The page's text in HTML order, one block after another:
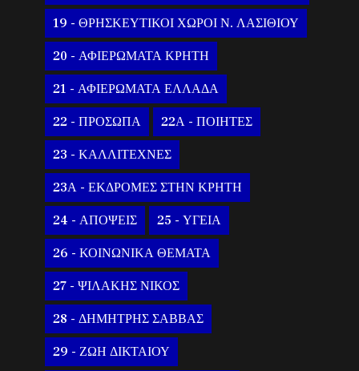
19 - ΘΡΗΣΚΕΥΤΙΚΟΙ ΧΩΡΟΙ Ν. ΛΑΣΙΘΙΟΥ
20 - ΑΦΙΕΡΩΜΑΤΑ ΚΡΗΤΗ
21 - ΑΦΙΕΡΩΜΑΤΑ ΕΛΛΑΔΑ
22 - ΠΡΟΣΩΠΑ 22Α - ΠΟΙΗΤΕΣ
23 - ΚΑΛΛΙΤΕΧΝΕΣ
23Α - ΕΚΔΡΟΜΕΣ ΣΤΗΝ ΚΡΗΤΗ
24 - ΑΠΟΨΕΙΣ 25 - ΥΓΕΙΑ
26 - ΚΟΙΝΩΝΙΚΑ ΘΕΜΑΤΑ
27 - ΨΙΛΑΚΗΣ ΝΙΚΟΣ
28 - ΔΗΜΗΤΡΗΣ ΣΑΒΒΑΣ
29 - ΖΩΗ ΔΙΚΤΑΙΟΥ